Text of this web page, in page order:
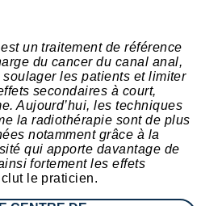
un traitement de référence
du cancer du canal anal,
les patients et limiter
secondaires à court,
Aujourd’hui, les techniques
la radiothérapie sont de plus
notamment grâce à la
qui apporte davantage de
fortement les effets
le praticien.